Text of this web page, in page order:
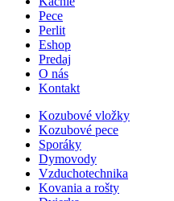
Pece
Perlit
Eshop
Predaj
O nás
Kontakt
Kozubové vložky
Kozubové pece
Sporáky
Dymovody
Vzduchotechnika
Kovania a rošty